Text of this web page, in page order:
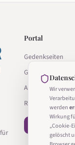
Portal
Gedenkseiten
Gedenkseite
Anbieter
Ratgeber
− Vertrag
Wir
werden
Wirkung
„Cookie-
gelöscht